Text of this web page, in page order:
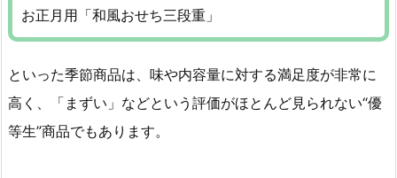
お正月用「和風おせち三段重」
といった季節商品は、味や内容量に対する満足度が非常に
高く、「まずい」などという評価がほとんど見られない“優
等生”商品でもあります。